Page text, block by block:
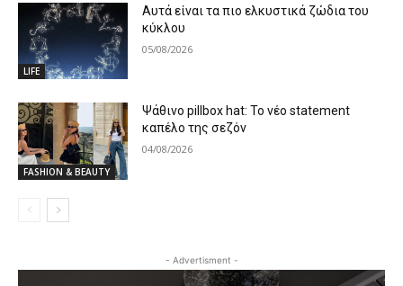
LIFE
Αυτά είναι τα πιο ελκυστικά ζώδια του
κύκλου
05/08/2026
FASHION & BEAUTY
Ψάθινο pillbox hat: Το νέο statement
καπέλο της σεζόν
04/08/2026
- Advertisment -